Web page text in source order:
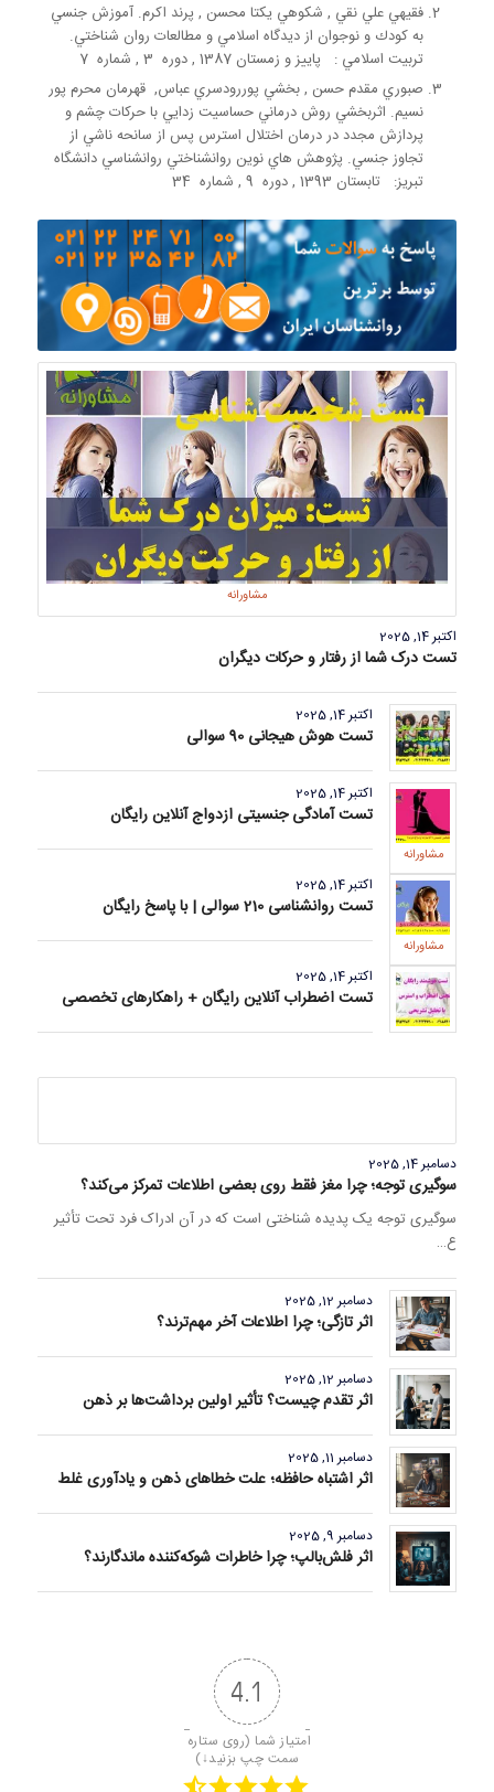
فقيهي علي نقي , شكوهي‌ يكتا محسن , پرند اكرم. آموزش جنسي
به كودك و نوجوان از ديدگاه اسلامي و مطالعات روان شناختي.
تربيت اسلامي : پاييز و زمستان 1387 , دوره 3 , شماره 7
صبوري مقدم حسن , بخشي پوررودسري عباس, قهرمان محرم پور
نسيم. اثربخشي روش درماني حساسيت زدايي با حركات چشم و
پردازش مجدد در درمان اختلال استرس پس از سانحه ناشي از
تجاوز جنسي. پژوهش هاي نوين روانشناختي روانشناسي دانشگاه
تبريز: تابستان 1393 , دوره 9 , شماره 34
مشاورانه
اکتبر 14, 2025
تست درک شما از رفتار و حرکات دیگران
اکتبر 14, 2025
تست هوش هیجانی 90 سوالی
مشاورانه
اکتبر 14, 2025
تست آمادگی جنسیتی ازدواج آنلاین رایگان
مشاورانه
اکتبر 14, 2025
تست روانشناسی 210 سوالی | با پاسخ رایگان
اکتبر 14, 2025
تست اضطراب آنلاین رایگان + راهکارهای تخصصی
دسامبر 14, 2025
سوگیری توجه؛ چرا مغز فقط روی بعضی اطلاعات تمرکز می‌کند؟
سوگیری توجه یک پدیده شناختی است که در آن ادراک فرد تحت تأثیر
ع…
دسامبر 12, 2025
اثر تازگی؛ چرا اطلاعات آخر مهم‌ترند؟
دسامبر 12, 2025
اثر تقدم چیست؟ تأثیر اولین برداشت‌ها بر ذهن
دسامبر 11, 2025
اثر اشتباه حافظه؛ علت خطاهای ذهن و یادآوری غلط
دسامبر 9, 2025
اثر فلش‌بالپ؛ چرا خاطرات شوکه‌کننده ماندگارند؟
4.1
امتیاز شما (روی ستاره
سمت چپ بزنید↓)